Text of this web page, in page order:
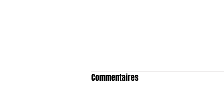
Commentaires